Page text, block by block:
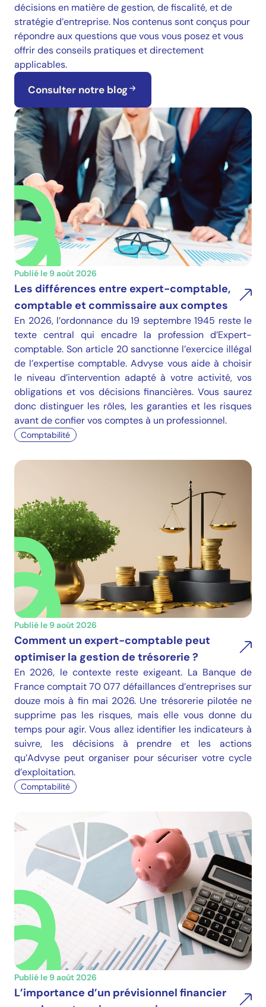
décisions en matière de gestion, de fiscalité, et de
stratégie d’entreprise. Nos contenus sont conçus pour
répondre aux questions que vous vous posez et vous
offrir des conseils pratiques et directement
applicables.
Consulter notre blog
Publié le 9 août 2026
Les différences entre expert-comptable,
comptable et commissaire aux comptes
En 2026, l’ordonnance du 19 septembre 1945 reste le
texte central qui encadre la profession d’Expert-
comptable. Son article 20 sanctionne l’exercice illégal
de l’expertise comptable. Advyse vous aide à choisir
le niveau d’intervention adapté à votre activité, vos
obligations et vos décisions financières. Vous saurez
donc distinguer les rôles, les garanties et les risques
avant de confier vos comptes à un professionnel.
Comptabilité
Publié le 9 août 2026
Comment un expert-comptable peut
optimiser la gestion de trésorerie ?
En 2026, le contexte reste exigeant. La Banque de
France comptait 70 077 défaillances d’entreprises sur
douze mois à fin mai 2026. Une trésorerie pilotée ne
supprime pas les risques, mais elle vous donne du
temps pour agir. Vous allez identifier les indicateurs à
suivre, les décisions à prendre et les actions
qu’Advyse peut organiser pour sécuriser votre cycle
d’exploitation.
Comptabilité
Publié le 9 août 2026
L’importance d’un prévisionnel financier